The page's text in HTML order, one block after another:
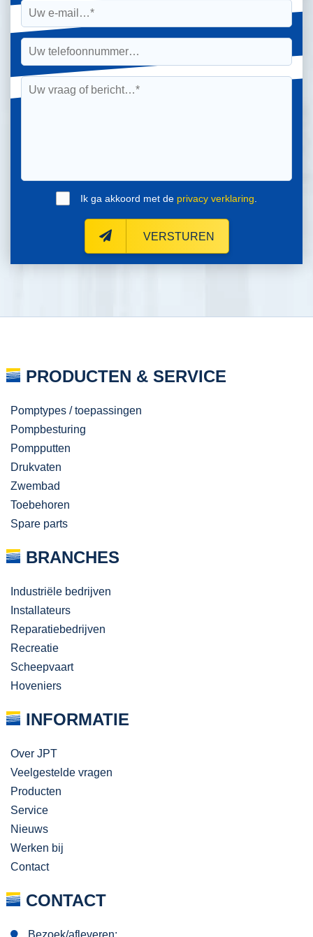
Ik ga akkoord met de privacy verklaring
VERSTUREN
PRODUCTEN & SERVICE
Pomptypes / toepassingen
Pompbesturing
Pompputten
Drukvaten
Zwembad
Toebehoren
Spare parts
BRANCHES
Industriële bedrijven
Installateurs
Reparatiebedrijven
Recreatie
Scheepvaart
Hoveniers
INFORMATIE
Over JPT
Veelgestelde vragen
Producten
Service
Nieuws
Werken bij
Contact
CONTACT
Bezoek/afleveren: